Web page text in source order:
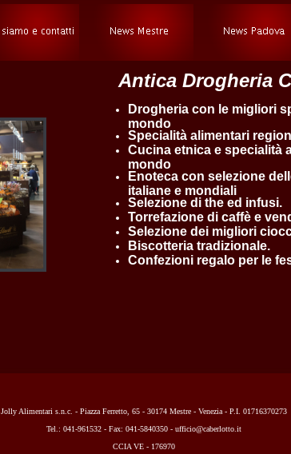
Antica Drogheria
Drogheria con le migliori
mondo
Specialità alimentari
Cucina etnica e specialità
mondo
Enoteca con selezione
italiane e mondiali
Selezione di the ed infusi.
Torrefazione di caffè e
Selezione dei migliori
Biscotteria tradizionale.
Confezioni regalo per le
Jolly Alimentari s.n.c. - Piazza Ferretto, 65 - 30174 Mestre - Venezia - P.I. 01716370273
Tel.: 041-961532 - Fax: 041-5840350 - ufficio@caberlotto.it
CCIA VE - 176970